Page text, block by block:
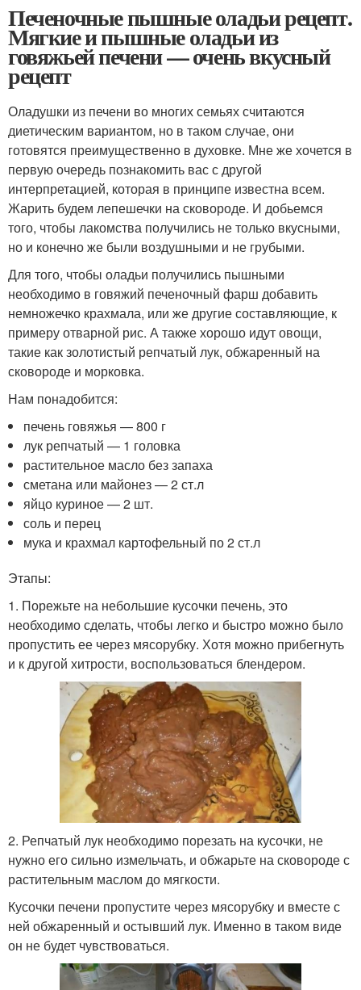
Печеночные пышные оладьи рецепт.
Мягкие и пышные оладьи из
говяжьей печени — очень вкусный
рецепт
Оладушки из печени во многих семьях считаются
диетическим вариантом, но в таком случае, они
готовятся преимущественно в духовке. Мне же хочется в
первую очередь познакомить вас с другой
интерпретацией, которая в принципе известна всем.
Жарить будем лепешечки на сковороде. И добьемся
того, чтобы лакомства получились не только вкусными,
но и конечно же были воздушными и не грубыми.
Для того, чтобы оладьи получились пышными
необходимо в говяжий печеночный фарш добавить
немножечко крахмала, или же другие составляющие, к
примеру отварной рис. А также хорошо идут овощи,
такие как золотистый репчатый лук, обжаренный на
сковороде и морковка.
Нам понадобится:
печень говяжья — 800 г
лук репчатый — 1 головка
растительное масло без запаха
сметана или майонез — 2 ст.л
яйцо куриное — 2 шт.
соль и перец
мука и крахмал картофельный по 2 ст.л
Этапы:
1. Порежьте на небольшие кусочки печень, это
необходимо сделать, чтобы легко и быстро можно было
пропустить ее через мясорубку. Хотя можно прибегнуть
и к другой хитрости, воспользоваться блендером.
2. Репчатый лук необходимо порезать на кусочки, не
нужно его сильно измельчать, и обжарьте на сковороде с
растительным маслом до мягкости.
Кусочки печени пропустите через мясорубку и вместе с
ней обжаренный и остывший лук. Именно в таком виде
он не будет чувствоваться.